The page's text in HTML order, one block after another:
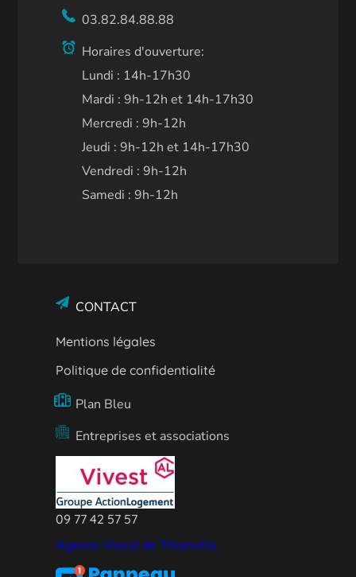
03.82.84.88.88
Horaires d'ouverture:
Lundi : 14h-17h30
Mardi : 9h-12h et 14h-17h30
Mercredi : 9h-12h
Jeudi : 9h-12h et 14h-17h30
Vendredi : 9h-12h
Samedi : 9h-12h
CONTACT
Mentions légales
Politique de confidentialité
Plan Bleu
Entreprises et associations
09 77 42 57 57
Agence Vivest de Thionville